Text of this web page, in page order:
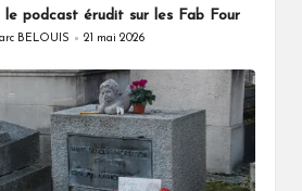
le podcast érudit sur les Fab Four
BELOUIS 21 mai 2026